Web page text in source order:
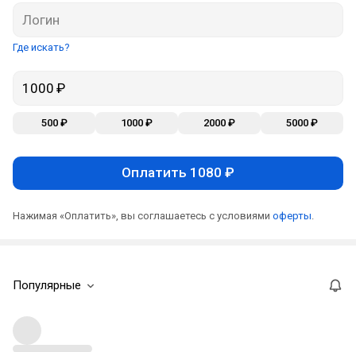
Где искать?
500 ₽ 1000 ₽ 2000 ₽ 5000 ₽
Оплатить 1080 ₽
Нажимая «Оплатить», вы соглашаетесь с условиями оферты
Популярные